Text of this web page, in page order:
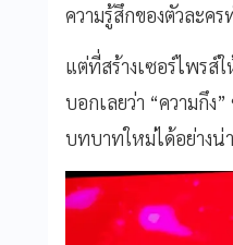
ความรู้สึกของตัวละค
แต่ที่สร้างเซอร์ไพรส์
บอกเลยว่า “ความกึง
บทบาทใหม่ได้อย่าง